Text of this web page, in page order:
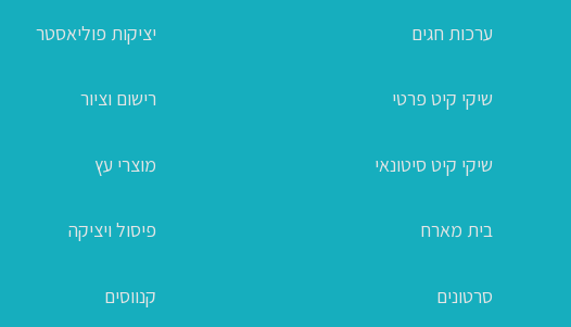
ערכות חגים
שיקי קיט פרטי
שיקי קיט סיטונאי
בית מארח
סרטונים
יציקות פוליאסטר
רישום וציור
מוצרי עץ
פיסול ויציקה
קנווסים